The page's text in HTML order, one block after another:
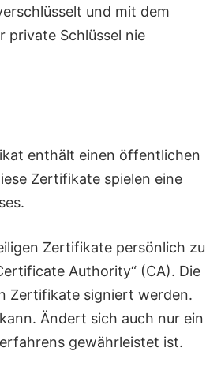
und mit dem
private Schlüssel nie
enthält einen öffentlichen
Zertifikate spielen eine
Zertifikate persönlich zu
Authority“ (CA). Die
Zertifikate signiert werden.
Ändert sich auch nur ein
gewährleistet ist.